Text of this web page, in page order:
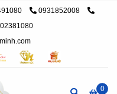
0931852008
0